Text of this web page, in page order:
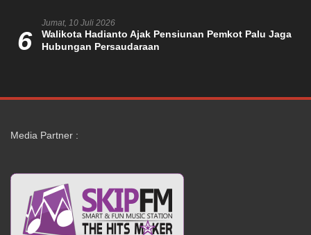
6
Jumat, 10 Juli 2026
Walikota Hadianto Ajak Pensiunan Pemkot Palu Jaga
Hubungan Persaudaraan
Media Partner :